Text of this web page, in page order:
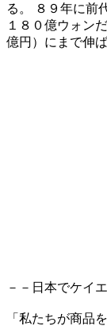
る。 ８９年に前
１８０億ウォン
億円）にまで伸ば
－－日本でケイ
「私たちが商品